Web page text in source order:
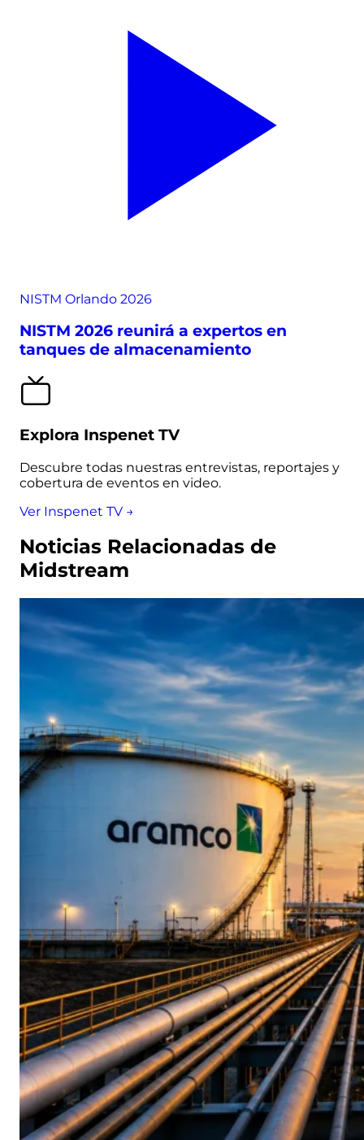
NISTM Orlando 2026
NISTM 2026 reunirá a expertos en
tanques de almacenamiento
Explora Inspenet TV
Descubre todas nuestras entrevistas, reportajes y
cobertura de eventos en video.
Ver Inspenet TV →
Noticias Relacionadas de
Midstream